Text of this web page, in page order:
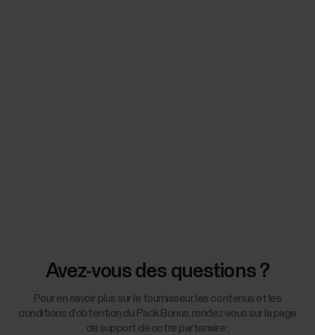
Avez-vous des questions ?
Pour en savoir plus sur le fournisseur, les contenus et les
conditions d'obtention du Pack Bonus, rendez-vous sur la page
de support de notre partenaire :